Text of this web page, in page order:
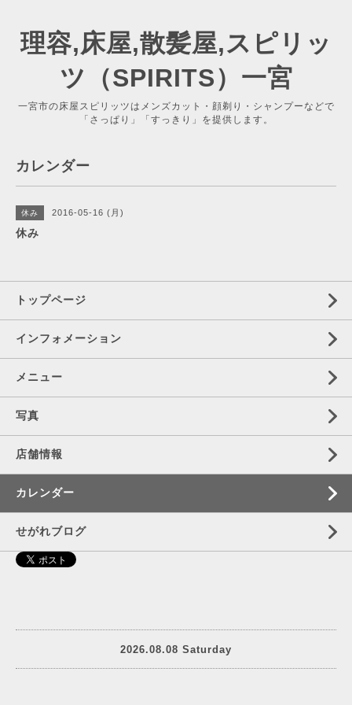
理容,床屋,散髪屋,スピリッ
ツ（SPIRITS）一宮
一宮市の床屋スピリッツはメンズカット・顔剃り・シャンプーなどで
「さっぱり」「すっきり」を提供します。
カレンダー
休み 2016-05-16 (月)
休み
トップページ
インフォメーション
メニュー
写真
店舗情報
カレンダー
せがれブログ
2026.08.08 Saturday